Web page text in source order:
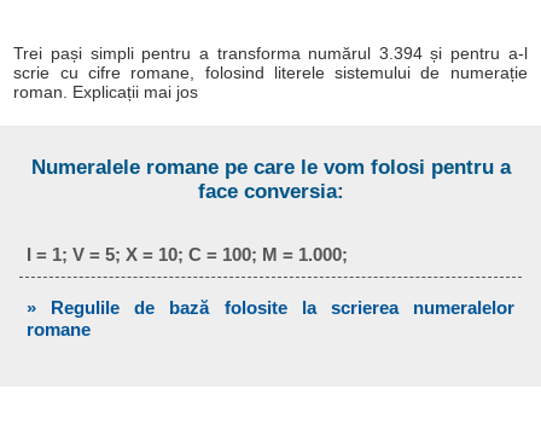
Trei pași simpli pentru a transforma numărul 3.394 și pentru a-l
scrie cu cifre romane, folosind literele sistemului de numerație
roman. Explicații mai jos
Numeralele romane pe care le vom folosi pentru a
face conversia:
I = 1; V = 5; X = 10; C = 100; M = 1.000;
» Regulile de bază folosite la scrierea numeralelor
romane